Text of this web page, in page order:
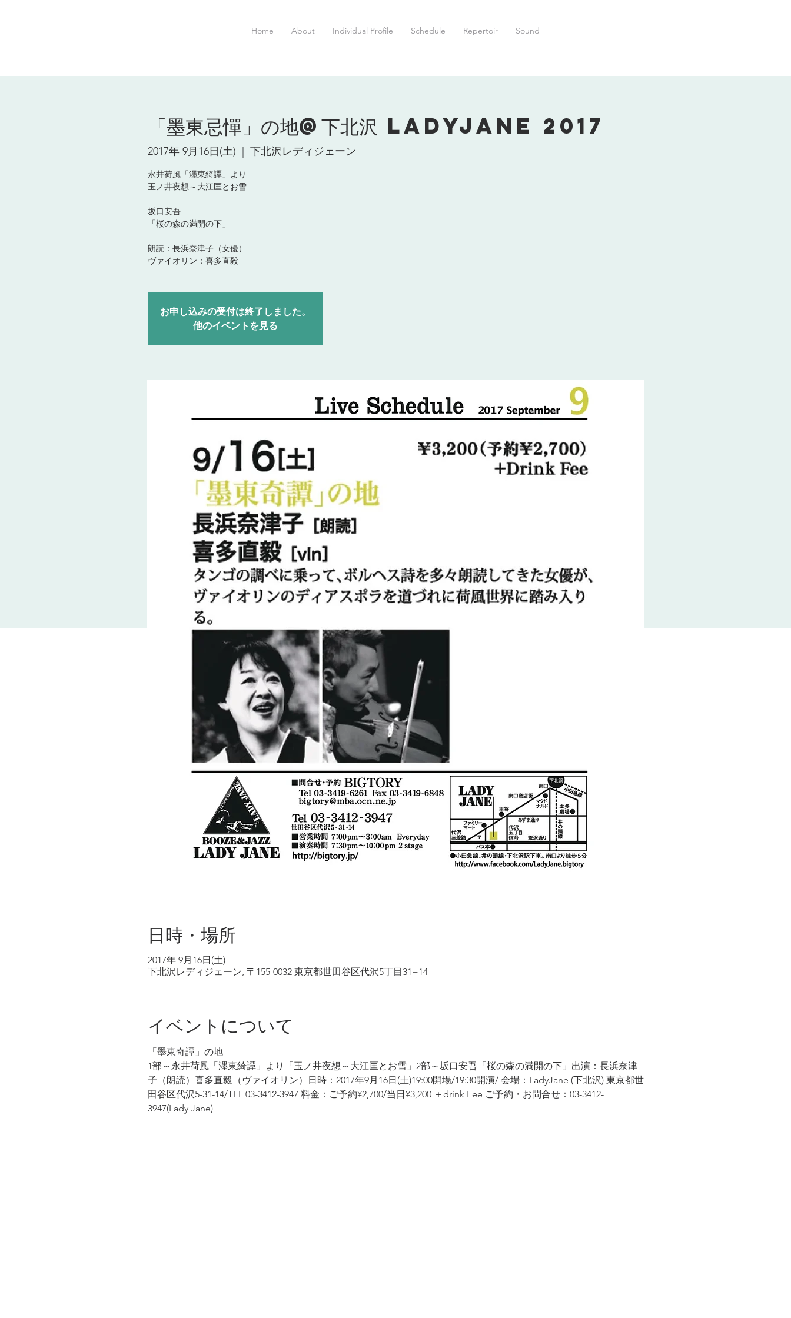
Home About Individual Profile Schedule Repertoir Sound
「墨東忌憚」の地@下北沢 LadyJane 2017
2017年 9月16日(土) 下北沢レディジェーン
永井荷風「濹東綺譚」より
玉ノ井夜想～大江匡とお雪
坂口安吾
「桜の森の満開の下」
朗読：長浜奈津子（女優）
ヴァイオリン：喜多直毅
お申し込みの受付は終了しました。
他のイベントを見る
日時・場所
2017年 9月16日(土)
下北沢レディジェーン, 〒155-0032 東京都世田谷区代沢5丁目31−14
イベントについて
「墨東奇譚」の地
1部～永井荷風「濹東綺譚」より「玉ノ井夜想～大江匡とお雪」2部～坂口安吾「桜の森の満開の下」出演：長浜奈津
子（朗読）喜多直毅（ヴァイオリン）日時：2017年9月16日(土)19:00開場/19:30開演/ 会場：LadyJane (下北沢) 東京都世
田谷区代沢5-31-14/TEL 03-3412-3947 料金：ご予約¥2,700/当日¥3,200 ＋drink Fee ご予約・お問合せ：03-3412-
3947(Lady Jane)